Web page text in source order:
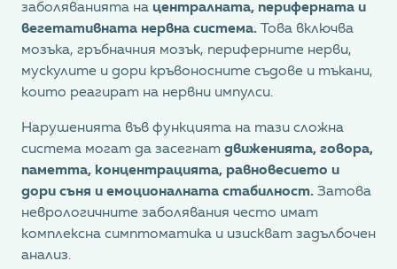
заболяванията на централната, периферната и
вегетативната нервна система. Това включва
мозъка, гръбначния мозък, периферните нерви,
мускулите и дори кръвоносните съдове и тъкани,
които реагират на нервни импулси.
Нарушенията във функцията на тази сложна
система могат да засегнат движенията, говора,
паметта, концентрацията, равновесието и
дори съня и емоционалната стабилност. Затова
неврологичните заболявания често имат
комплексна симптоматика и изискват задълбочен
анализ.